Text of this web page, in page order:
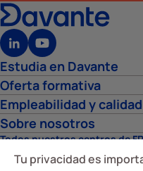
Estudia en Davante
Oferta formativa
Empleabilidad y calidad
Sobre nosotros
Todos nuestros centros de
Tu privacidad es